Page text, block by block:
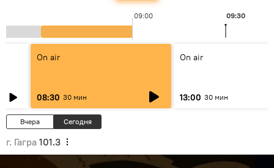
09:00 09:30
On air
08:30 30 мин
On air
13:00 30 мин
Вчера Сегодня
г. Гагра 101.3